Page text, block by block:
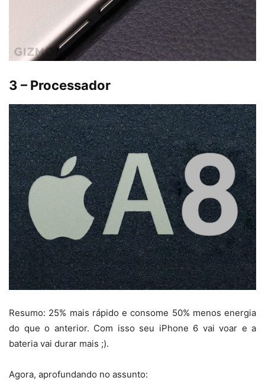
3 – Processador
Resumo: 25% mais rápido e consome 50% menos energia
do que o anterior. Com isso seu iPhone 6 vai voar e a
bateria vai durar mais ;).
Agora, aprofundando no assunto: